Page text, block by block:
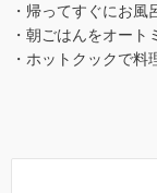
・帰ってすぐにお風
・朝ごはんをオー
・ホットクックで料